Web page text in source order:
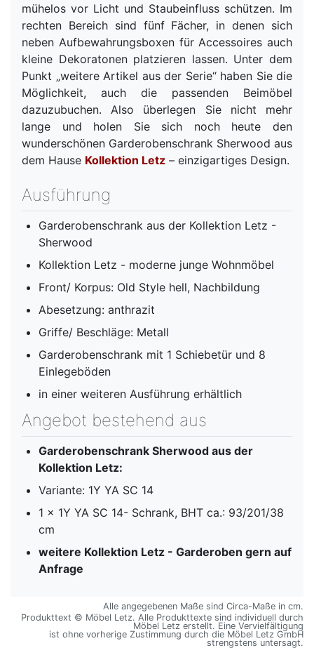
mühelos vor Licht und Staubeinfluss schützen. Im
rechten Bereich sind fünf Fächer, in denen sich
neben Aufbewahrungsboxen für Accessoires auch
kleine Dekoratonen platzieren lassen. Unter dem
Punkt „weitere Artikel aus der Serie“ haben Sie die
Möglichkeit, auch die passenden Beimöbel
dazuzubuchen. Also überlegen Sie nicht mehr
lange und holen Sie sich noch heute den
wunderschönen Garderobenschrank Sherwood aus
dem Hause Kollektion Letz – einzigartiges Design.
Ausführung
Garderobenschrank aus der Kollektion Letz -
Sherwood
Kollektion Letz - moderne junge Wohnmöbel
Front/ Korpus: Old Style hell, Nachbildung
Abesetzung: anthrazit
Griffe/ Beschläge: Metall
Garderobenschrank mit 1 Schiebetür und 8
Einlegeböden
in einer weiteren Ausführung erhältlich
Angebot bestehend aus
Garderobenschrank Sherwood aus der
Kollektion Letz:
Variante: 1Y YA SC 14
1 x 1Y YA SC 14- Schrank, BHT ca.: 93/201/38
cm
weitere Kollektion Letz - Garderoben gern auf
Anfrage
Alle angegebenen Maße sind Circa-Maße in cm.
Produkttext © Möbel Letz. Alle Produkttexte sind individuell durch
Möbel Letz erstellt. Eine Vervielfältigung
ist ohne vorherige Zustimmung durch die Möbel Letz GmbH
strengstens untersagt.